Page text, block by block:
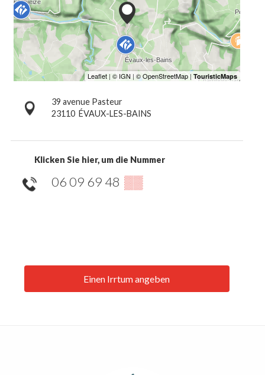
39 avenue Pasteur
23110 ÉVAUX-LES-BAINS
Klicken Sie hier, um die Nummer
06 09 69 48 ▒▒
Einen Irrtum angeben